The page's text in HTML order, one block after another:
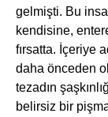
gelmişti. Bu
kendisine,
fırsatta. İçeriye
daha önceden
tezadın
belirsiz bir